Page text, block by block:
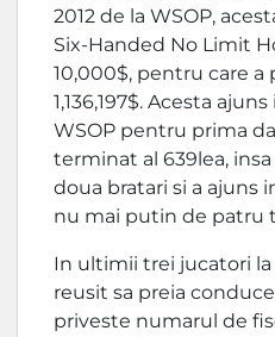
2012 de la WSOP,
Six-Handed No Limit
10,000$, pentru care
1,136,197$. Acesta
WSOP pentru prima
terminat al 639lea,
doua bratari si a ajuns
nu mai putin de patru
In ultimii trei jucatori la
reusit sa preia
priveste numarul de